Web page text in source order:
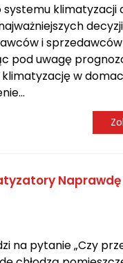
klimatyzacji
i
pod uwagę
w
Naprawdę
na pytanie „Czy